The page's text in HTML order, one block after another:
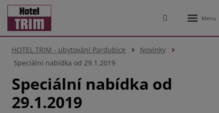
Vyhledávání
HOTEL TRIM - ubytování Pardubice
Novinky
Speciální nabídka od 29.1.2019
Speciální nabídka od
29.1.2019